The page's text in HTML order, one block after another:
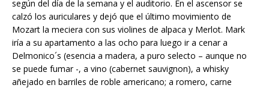
según del día de la semana y el auditorio. En el ascensor se
calzó los auriculares y dejó que el último movimiento de
Mozart la meciera con sus violines de alpaca y Merlot. Mark
iría a su apartamento a las ocho para luego ir a cenar a
Delmonico´s (esencia a madera, a puro selecto – aunque no
se puede fumar -, a vino (cabernet sauvignon), a whisky
añejado en barriles de roble americano; a romero, carne